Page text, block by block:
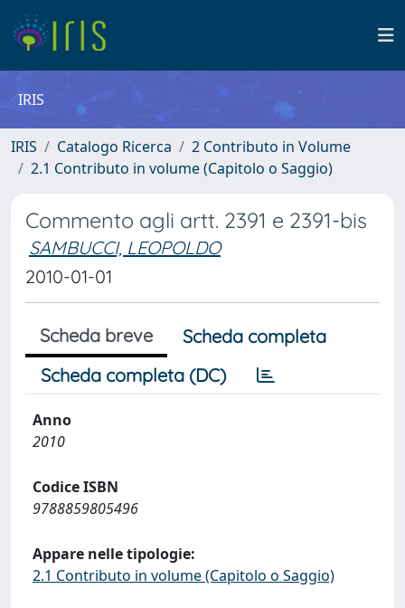
IRIS
IRIS Catalogo Ricerca
2 Contributo in Volume
2.1 Contributo in volume (Capitolo o Saggio)
Commento agli artt. 2391 e 2391-bis
SAMBUCCI, LEOPOLDO
2010-01-01
Scheda breve
Scheda completa
Scheda completa (DC)
Anno
2010
Codice ISBN
9788859805496
Appare nelle tipologie:
2.1 Contributo in volume (Capitolo o Saggio)